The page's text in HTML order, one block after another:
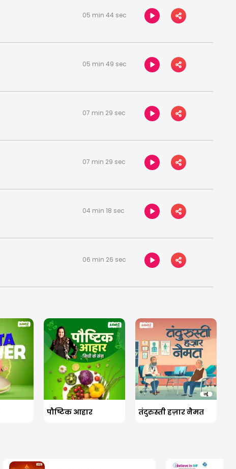
05 min 44 sec
05 min 49 sec
07 min 29 sec
07 min 29 sec
04 min 18 sec
06 min 26 sec
पौष्टिक आहार तंदुरुस्ती हज़ार नैमत